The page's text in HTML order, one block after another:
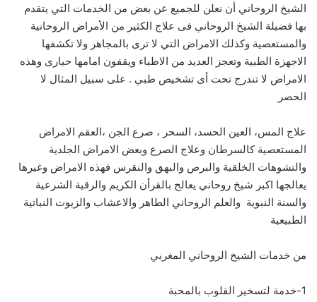
الشيخ الروحاني أن نعلن للجميع عن بعض من الخدمات التي يتقدم
بها فضيلة الشيخ الروحاني فى علاج الكثير من الأمراض الروحانية
والمستعصية وكذلك الامراض التي لا ترى بالمجاهر ولا تكشفها
الاجهزة الطبية وتعجز العديد من الاطباء ويقفون امامها حيارى وهذه
الامراض لا تندرج تحت أى تشخيص طبي . على سبيل المثال لا
الحصر
علاج المس، العين الحسد، السحر ، صرع الجن ،العقم الامراض
المستعصية كالسرطان وعلاج الصرع وبعض الامراض الجلدية
والتشوهات الخلقية والبرص والبهق والنقرس فهذه الامراض وغيرها
يعالجها اكبر شيخ روحاني يعالج بالقرأن الكريم والرقية الشرعية
والسنة النبوية والعلم الروحاني الطاهر والاعشاب والزيوت النباتية
الطبيعية
من خدمات الشيخ الروحاني المغربي
1-خدمة لتسخير القلوب بالمحبة